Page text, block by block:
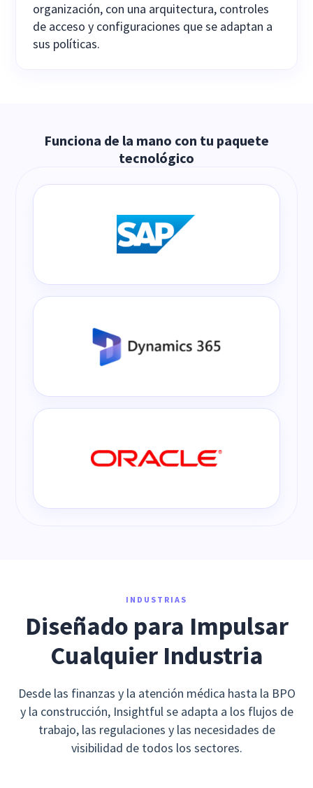
organización, con una arquitectura, controles
de acceso y configuraciones que se adaptan a
sus políticas.
Funciona de la mano con tu paquete
tecnológico
INDUSTRIAS
Diseñado para Impulsar
Cualquier Industria
Desde las finanzas y la atención médica hasta la BPO
y la construcción, Insightful se adapta a los flujos de
trabajo, las regulaciones y las necesidades de
visibilidad de todos los sectores.